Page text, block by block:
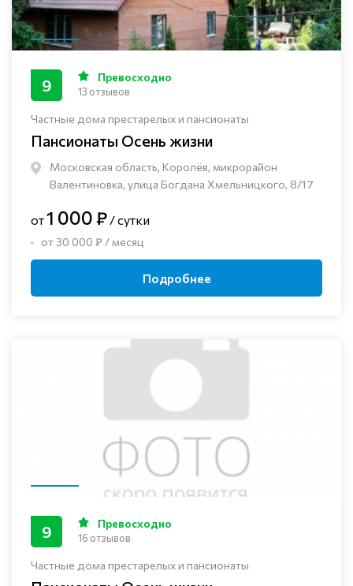
Частные дома престарелых и пансионаты
Пансионаты Осень жизни
Московская область, Королёв, микрорайон
Валентиновка, улица Богдана Хмельницкого, 8/17
9 Превосходно
13 отзывов
от1 000 ₽ / сутки
от 30 000 ₽ / месяц
Подробнее
Частные дома престарелых и пансионаты
9 Превосходно
16 отзывов